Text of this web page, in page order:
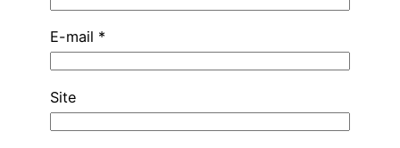
E-mail *
Site